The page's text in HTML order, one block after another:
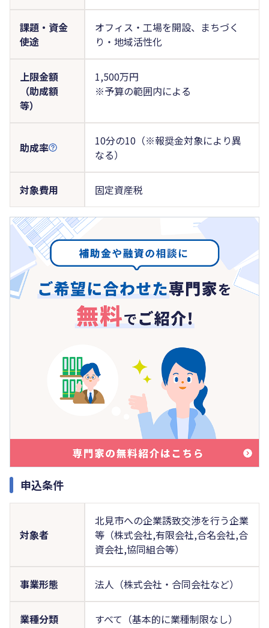
課題・資金
使途
オフィス・工場を開設、まちづく
り・地域活性化
上限金額
（助成額
等）
1,500万円
※予算の範囲内による
助成率
10分の10（※報奨金対象により異
なる）
対象費用 固定資産税
申込条件
対象者
北見市への企業誘致交渉を行う企業
等（株式会社,有限会社,合名会社,合
資会社,協同組合等）
事業形態 法人（株式会社・合同会社など）
業種分類 すべて（基本的に業種制限なし）